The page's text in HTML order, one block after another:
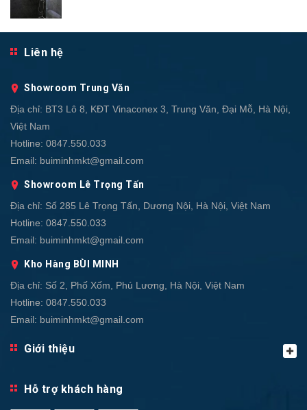
Liên hệ
Showroom Trung Văn
Địa chỉ: BT3 Lô 8, KĐT Vinaconex 3, Trung Văn, Đại Mỗ, Hà Nội,
Việt Nam
Hotline: 0847.550.033
Email: buiminhmkt@gmail.com
Showroom Lê Trọng Tấn
Địa chỉ: Số 285 Lê Trọng Tấn, Dương Nội, Hà Nội, Việt Nam
Hotline: 0847.550.033
Email: buiminhmkt@gmail.com
Kho Hàng BÙI MINH
Địa chỉ: Số 2, Phố Xốm, Phú Lương, Hà Nội, Việt Nam
Hotline: 0847.550.033
Email: buiminhmkt@gmail.com
Giới thiệu
Hỗ trợ khách hàng